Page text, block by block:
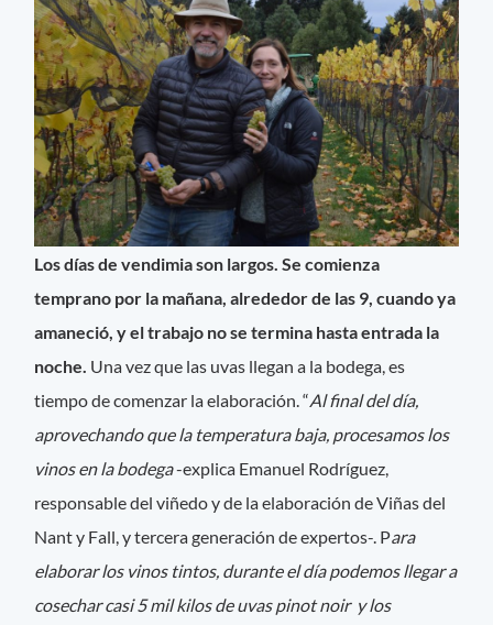
Los días de vendimia son largos. Se comienza
temprano por la mañana, alrededor de las 9, cuando ya
amaneció, y el trabajo no se termina hasta entrada la
noche. Una vez que las uvas llegan a la bodega, es
tiempo de comenzar la elaboración. “Al final del día,
aprovechando que la temperatura baja, procesamos los
vinos en la bodega-explica Emanuel Rodríguez,
responsable del viñedo y de la elaboración de Viñas del
Nant y Fall, y tercera generación de expertos-. Para
elaborar los vinos tintos, durante el día podemos llegar a
cosechar casi 5 mil kilos de uvas pinot noir y los